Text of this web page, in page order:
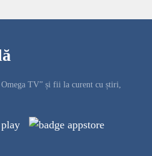
TV” și fii la curent cu știri,